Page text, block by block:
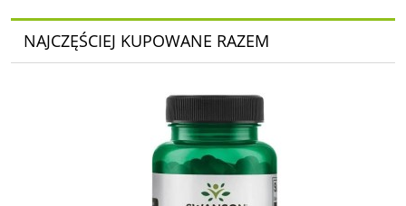
NAJCZĘŚCIEJ KUPOWANE RAZEM